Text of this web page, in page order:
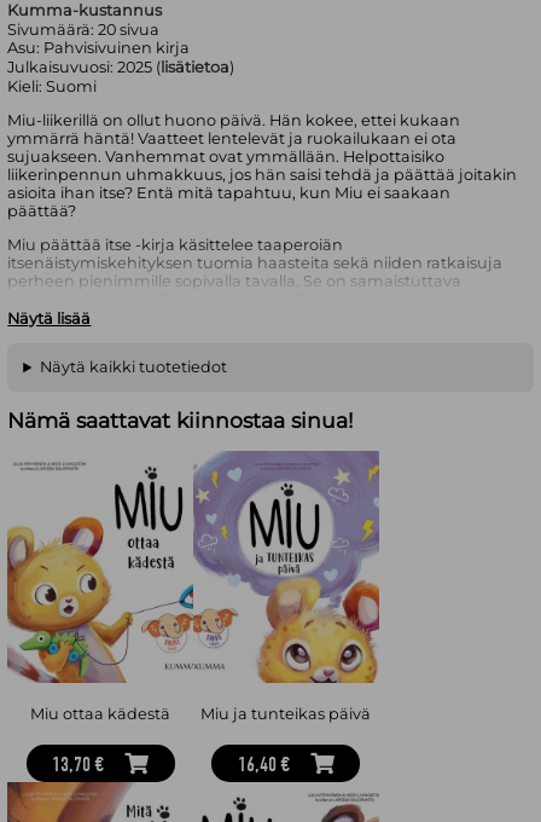
Kumma-kustannus
Sivumäärä:20 sivua
Asu: Pahvisivuinen kirja
Julkaisuvuosi:2025 ( lisätietoa)
Kieli:Suomi
Miu-liikerillä on ollut huono päivä. Hän kokee, ettei kukaan
ymmärrä häntä! Vaatteet lentelevät ja ruokailukaan ei ota
sujuakseen. Vanhemmat ovat ymmällään. Helpottaisiko
liikerinpennun uhmakkuus, jos hän saisi tehdä ja päättää joitakin
asioita ihan itse? Entä mitä tapahtuu, kun Miu ei saakaan
päättää?
Miu päättää itse -kirja käsittelee taaperoiän
itsenäistymiskehityksen tuomia haasteita sekä niiden ratkaisuja
perheen pienimmille sopivalla tavalla. Se on samaistuttava
Julia Pöyhönen ja Heidi Livingston ovat perheiden tukemiseen,
joiden motto on: luotettava psykologinen tieto kuuluu kaikille! He
mahdollisimman helppoa.
Kirjan suloisesta kuvituksesta vastaa lastenkirjojen kuvittaja ja
graafinen suunnittelija Larissa Saloranta.
Suositusikä 0+.
Näytä lisää
Näytä kaikki tuotetiedot
Nämä saattavat kiinnostaa sinua!
Miu ottaa kädestä
13,70 €
Miu ja tunteikas päivä
16,40 €